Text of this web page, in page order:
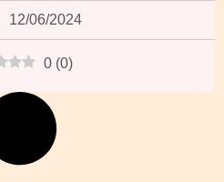
12/06/2024
0 (0)